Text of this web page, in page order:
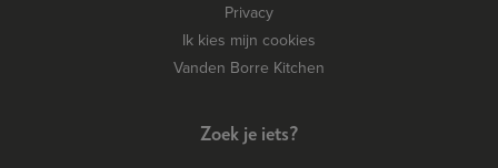
Privacy
Ik kies mijn cookies
Vanden Borre Kitchen
Zoek je iets?